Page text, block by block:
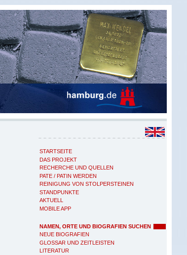
STARTSEITE
DAS PROJEKT
RECHERCHE UND QUELLEN
PATE / PATIN WERDEN
REINIGUNG VON STOLPERSTEINEN
STANDPUNKTE
AKTUELL
MOBILE APP
NAMEN, ORTE UND BIOGRAFIEN SUCHEN
NEUE BIOGRAFIEN
GLOSSAR UND ZEITLEISTEN
LITERATUR